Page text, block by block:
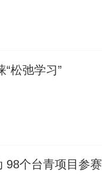
“松弛学习”
98个台青项目参赛